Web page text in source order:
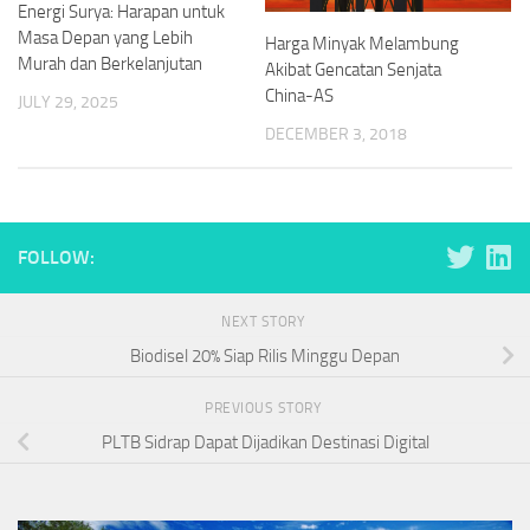
Energi Surya: Harapan untuk
Masa Depan yang Lebih
Murah dan Berkelanjutan
JULY 29, 2025
Harga Minyak Melambung
Akibat Gencatan Senjata
China-AS
DECEMBER 3, 2018
FOLLOW:
NEXT STORY
Biodisel 20% Siap Rilis Minggu Depan
PREVIOUS STORY
PLTB Sidrap Dapat Dijadikan Destinasi Digital